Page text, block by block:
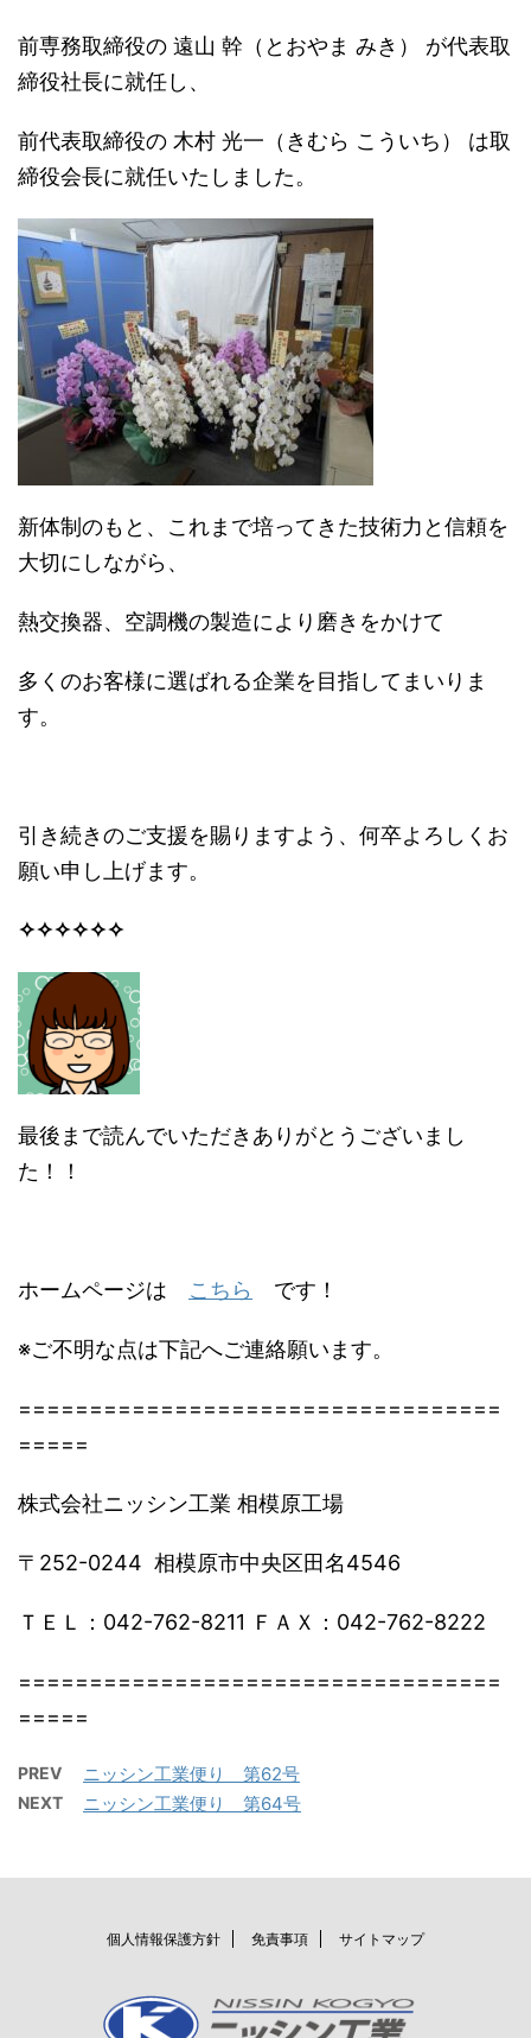
前専務取締役の 遠山 幹（とおやま みき） が代表取
締役社長に就任し、
前代表取締役の 木村 光一（きむら こういち） は取
締役会長に就任いたしました。
新体制のもと、これまで培ってきた技術力と信頼を
大切にしながら、
熱交換器、空調機の製造により磨きをかけて
多くのお客様に選ばれる企業を目指してまいりま
す。
引き続きのご支援を賜りますよう、何卒よろしくお
願い申し上げます。
✧✧✧✧✧✧
最後まで読んでいただきありがとうございまし
た！！
ホームページは こちら です！
※ご不明な点は下記へご連絡願います。
==================================
=====
株式会社ニッシン工業 相模原工場
〒252-0244 相模原市中央区田名4546
ＴＥＬ：042-762-8211 ＦＡＸ：042-762-8222
==================================
=====
PREV ニッシン工業便り 第62号
NEXT ニッシン工業便り 第64号
個人情報保護方針 免責事項 サイトマップ